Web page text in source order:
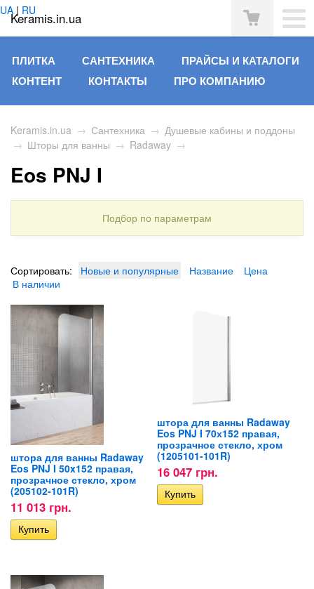
Keramis.in.ua
UA | RU
ПЛИТКА САНТЕХНИКА
ПРАЙСЫ И КАТАЛОГИ
КОНТЕНТ
КОНТАКТЫ ПРО КОМПАНИЮ
Keramis.in.ua → Сантехника → Душевые кабины и поддоны
→ Шторы для ванны → Radaway →
Eos PNJ I
Подбор по параметрам
Сортировать: Новые и популярные Название
Цена
В наличии
штора для ванны Radaway
Eos PNJ I 50x152 правая,
прозрачное стекло, хром
(205102-101R)
11 013 грн.
штора для ванны Radaway
Eos PNJ I 70х152 правая,
прозрачное стекло, хром
(1205101-101R)
16 047 грн.